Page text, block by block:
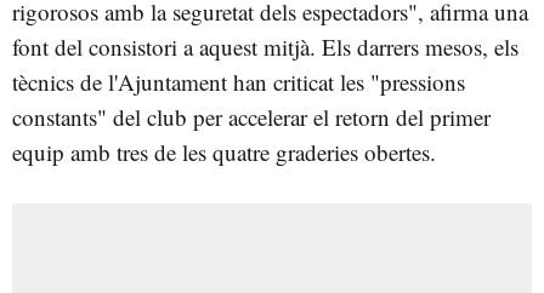
rigorosos amb la seguretat dels espectadors", afirma una
font del consistori a aquest mitjà. Els darrers mesos, els
tècnics de l'Ajuntament han criticat les "pressions
constants" del club per accelerar el retorn del primer
equip amb tres de les quatre graderies obertes.